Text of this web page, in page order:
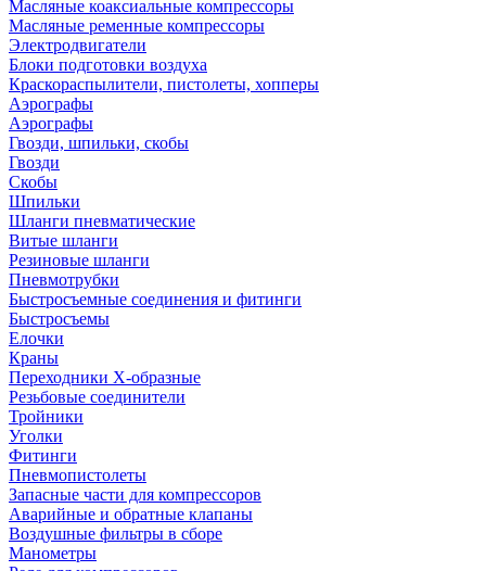
Масляные коаксиальные компрессоры
Масляные ременные компрессоры
Электродвигатели
Блоки подготовки воздуха
Краскораспылители, пистолеты, хопперы
Аэрографы
Аэрографы
Гвозди, шпильки, скобы
Гвозди
Скобы
Шпильки
Шланги пневматические
Витые шланги
Резиновые шланги
Пневмотрубки
Быстросъемные соединения и фитинги
Быстросъемы
Елочки
Краны
Переходники Х-образные
Резьбовые соединители
Тройники
Уголки
Фитинги
Пневмопистолеты
Запасные части для компрессоров
Аварийные и обратные клапаны
Воздушные фильтры в сборе
Манометры